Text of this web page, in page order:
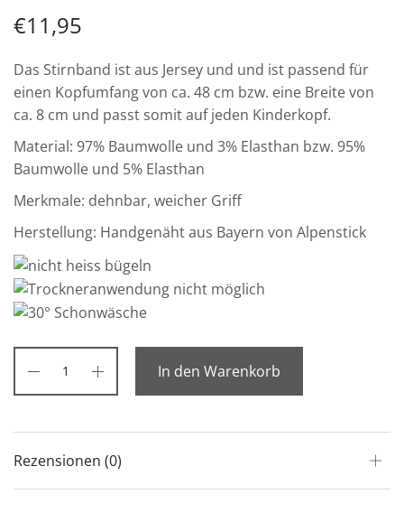
€11,95
Das Stirnband ist aus Jersey und und ist passend für
einen Kopfumfang von ca. 48 cm bzw. eine Breite von
ca. 8 cm und passt somit auf jeden Kinderkopf.
Material: 97% Baumwolle und 3% Elasthan bzw. 95%
Baumwolle und 5% Elasthan
Merkmale: dehnbar, weicher Griff
Herstellung: Handgenäht aus Bayern von Alpenstick
In den Warenkorb
Rezensionen (0)